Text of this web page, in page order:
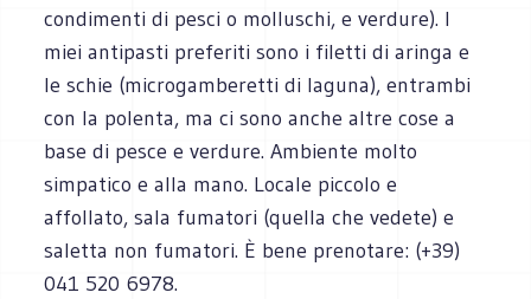
condimenti di pesci o molluschi, e verdure). I
miei antipasti preferiti sono i filetti di aringa e
le schie (microgamberetti di laguna), entrambi
con la polenta, ma ci sono anche altre cose a
base di pesce e verdure. Ambiente molto
simpatico e alla mano. Locale piccolo e
affollato, sala fumatori (quella che vedete) e
saletta non fumatori. È bene prenotare: (+39)
041 520 6978.